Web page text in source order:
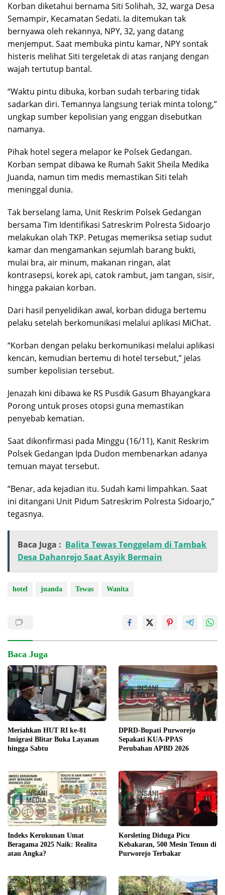
Korban diketahui bernama Siti Solihah, 32, warga Desa
Semampir, Kecamatan Sedati. Ia ditemukan tak
bernyawa oleh rekannya, NPY, 32, yang datang
menjemput. Saat membuka pintu kamar, NPY sontak
histeris melihat Siti tergeletak di atas ranjang dengan
wajah tertutup bantal.
“Waktu pintu dibuka, korban sudah terbaring tidak
sadarkan diri. Temannya langsung teriak minta tolong,”
ungkap sumber kepolisian yang enggan disebutkan
namanya.
Pihak hotel segera melapor ke Polsek Gedangan.
Korban sempat dibawa ke Rumah Sakit Sheila Medika
Juanda, namun tim medis memastikan Siti telah
meninggal dunia.
Tak berselang lama, Unit Reskrim Polsek Gedangan
bersama Tim Identifikasi Satreskrim Polresta Sidoarjo
melakukan olah TKP. Petugas memeriksa setiap sudut
kamar dan mengamankan sejumlah barang bukti,
mulai bra, air minum, makanan ringan, alat
kontrasepsi, korek api, catok rambut, jam tangan, sisir,
hingga pakaian korban.
Dari hasil penyelidikan awal, korban diduga bertemu
pelaku setelah berkomunikasi melalui aplikasi MiChat.
“Korban dengan pelaku berkomunikasi melalui aplikasi
kencan, kemudian bertemu di hotel tersebut,” jelas
sumber kepolisian tersebut.
Jenazah kini dibawa ke RS Pusdik Gasum Bhayangkara
Porong untuk proses otopsi guna memastikan
penyebab kematian.
Saat dikonfirmasi pada Minggu (16/11), Kanit Reskrim
Polsek Gedangan Ipda Dudon membenarkan adanya
temuan mayat tersebut.
“Benar, ada kejadian itu. Sudah kami limpahkan. Saat
ini ditangani Unit Pidum Satreskrim Polresta Sidoarjo,”
tegasnya.
Baca Juga : Balita Tewas Tenggelam di Tambak
Desa Dahanrejo Saat Asyik Bermain
hotel juanda Tewas Wanita
Baca Juga
Meriahkan HUT RI ke-81
Imigrasi Blitar Buka Layanan
hingga Sabtu
DPRD-Bupati Purworejo
Sepakati KUA-PPAS
Perubahan APBD 2026
Indeks Kerukunan Umat
Beragama 2025 Naik: Realita
atau Angka?
Korsleting Diduga Picu
Kebakaran, 500 Mesin Tenun di
Purworejo Terbakar